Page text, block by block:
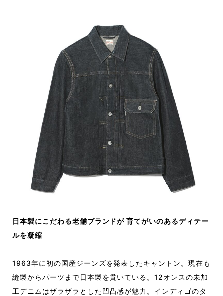
日本製にこだわる老舗ブランドが 育てがいのあるディテー
ルを凝縮
1963年に初の国産ジーンズを発表したキャントン。現在も
縫製からパーツまで日本製を貫いている。12オンスの未加
工デニムはザラザラとした凹凸感が魅力。インディゴのタ